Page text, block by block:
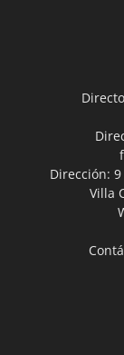
Dirección: 9
Villa